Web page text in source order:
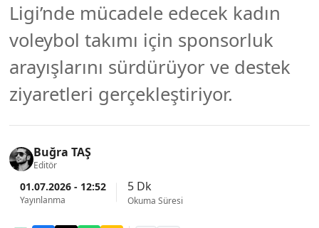
Ligi’nde mücadele edecek kadın
voleybol takımı için sponsorluk
arayışlarını sürdürüyor ve destek
ziyaretleri gerçekleştiriyor.
Buğra TAŞ
Editör
01.07.2026 - 12:52
Yayınlanma
5 Dk
Okuma Süresi